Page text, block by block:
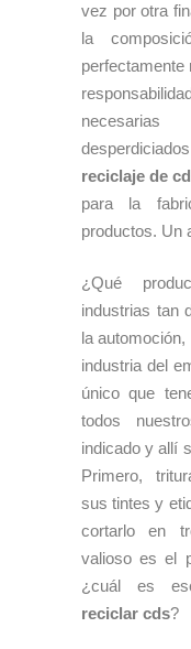
vez por otra
la
reciclaje de
para la
productos. Un
¿Qué
industrias tan
la
industria del
único que
todos
indicado y allí
Primero,
sus tintes y
cortarlo en
valioso es el
¿cuál es
reciclar cds?